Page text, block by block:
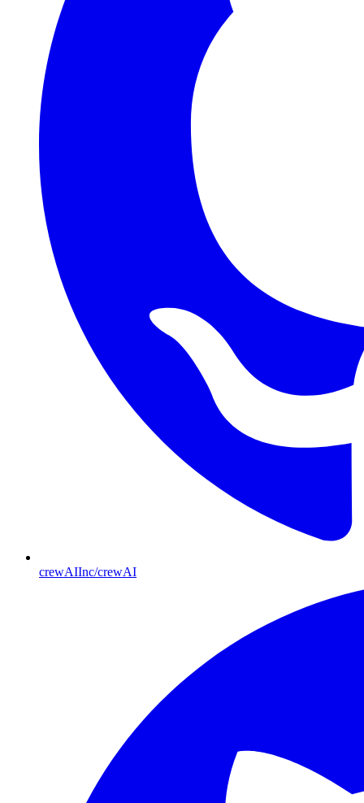
crewAIInc/crewAI